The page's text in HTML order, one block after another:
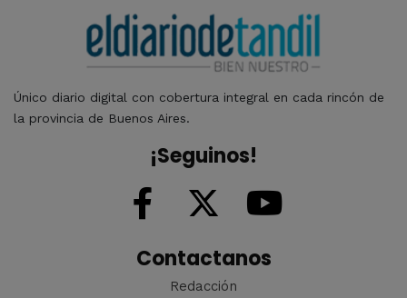
Único diario digital con cobertura integral en cada rincón de
la provincia de Buenos Aires.
¡Seguinos!
Contactanos
Redacción